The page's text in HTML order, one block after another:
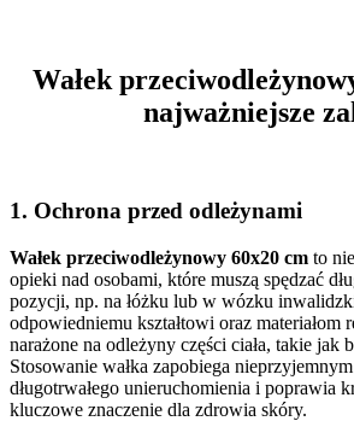
Wałek
najważniejsze
1. Ochrona przed odleżynami
Wałek przeciwodleżynowy 60x20 cm to
opieki nad osobami, które muszą spędzać
pozycji, np. na łóżku lub w wózku
odpowiedniemu kształtowi oraz materiałom
narażone na odleżyny części ciała, takie jak
Stosowanie wałka zapobiega
długotrwałego unieruchomienia i poprawia
kluczowe znaczenie dla zdrowia skóry.